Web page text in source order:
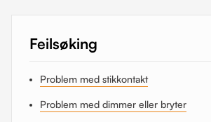
Feilsøking
Problem med stikkontakt
Problem med dimmer eller bryter